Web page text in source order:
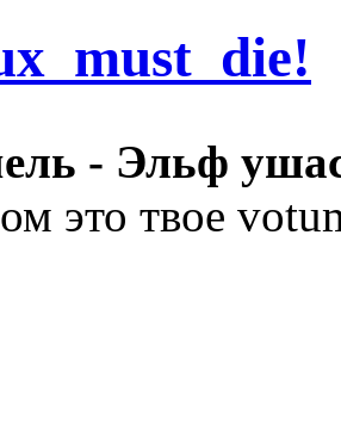
- Эльф
это твое